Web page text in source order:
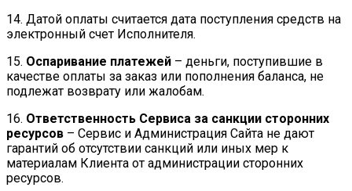
14. Датой оплаты считается дата поступления средств на
электронный счет Исполнителя.
15. Оспаривание платежей – деньги, поступившие в
качестве оплаты за заказ или пополнения баланса, не
подлежат возврату или жалобам.
16. Ответственность Сервиса за санкции сторонних
ресурсов – Сервис и Администрация Сайта не дают
гарантий об отсутствии санкций или иных мер к
материалам Клиента от администрации сторонних
ресурсов.